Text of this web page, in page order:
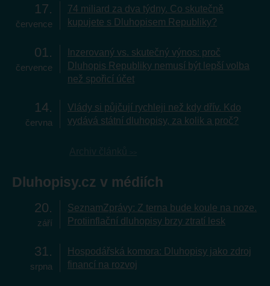
17
července
74 miliard za dva týdny. Co skutečně
kupujete s Dluhopisem Republiky?
01
července
Inzerovaný vs. skutečný výnos: proč
Dluhopis Republiky nemusí být lepší volba
než spořicí účet
14
června
Vlády si půjčují rychleji než kdy dřív. Kdo
vydává státní dluhopisy, za kolik a proč?
Dluhopisy.cz v médiích
20
září
SeznamZprávy: Z terna bude koule na noze.
Protiinflační dluhopisy brzy ztratí lesk
31
srpna
Hospodářská komora: Dluhopisy jako zdroj
financí na rozvoj